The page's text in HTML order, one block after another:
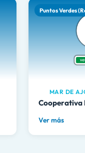
Puntos Verdes
MAR DE
Cooperativa
Ver más